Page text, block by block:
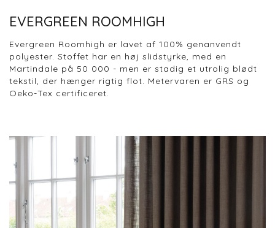
EVERGREEN ROOMHIGH
Evergreen Roomhigh er lavet af 100% genanvendt
polyester. Stoffet har en høj slidstyrke, med en
Martindale på 50 000 - men er stadig et utrolig blødt
tekstil, der hænger rigtig flot. Metervaren er GRS og
Oeko-Tex certificeret.